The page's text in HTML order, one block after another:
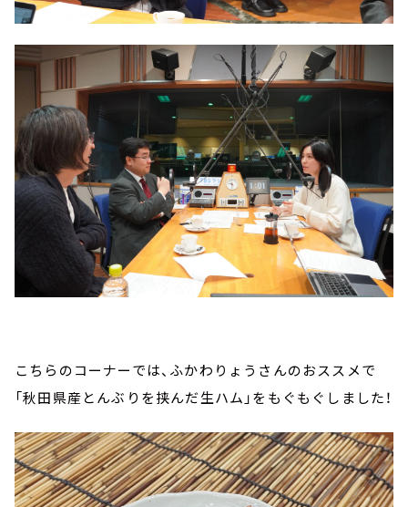
こちらのコーナーでは、ふかわりょうさんのおススメで
「秋田県産とんぶりを挟んだ生ハム」をもぐもぐしました！